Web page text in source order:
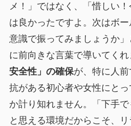
メ！」ではなく、「惜しい
は良かったですよ。次はボ
意識で振ってみましょうか
に前向きな言葉で導いてく
安全性」の確保が、特に人
抗がある初心者や女性にと
か計り知れません。「下手で
と思える環境だからこそ、